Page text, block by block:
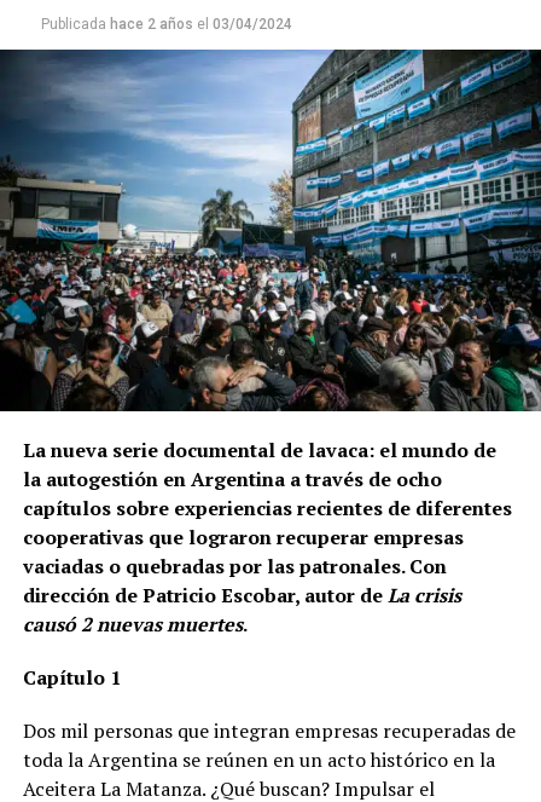
Publicada hace 2 años el 03/04/2024
La nueva serie documental de lavaca: el mundo de
la autogestión en Argentina a través de ocho
capítulos sobre experiencias recientes de diferentes
cooperativas que lograron recuperar empresas
vaciadas o quebradas por las patronales. Con
dirección de Patricio Escobar, autor deLa crisis
causó 2 nuevas muertes.
Capítulo 1
Dos mil personas que integran empresas recuperadas de
toda la Argentina se reúnen en un acto histórico en la
Aceitera La Matanza. ¿Qué buscan? Impulsar el